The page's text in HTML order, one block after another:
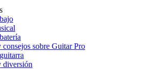
sobre Guitar Pro
diversión